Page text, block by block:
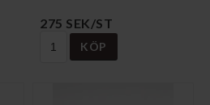
275 SEK/ST
KÖP